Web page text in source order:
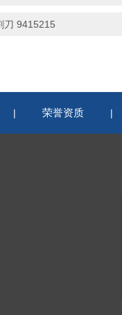
刀 9415215
| 荣誉资质 |